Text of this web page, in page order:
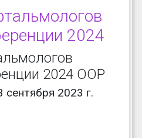
2024
2024 ООР
сентября 2023 г.